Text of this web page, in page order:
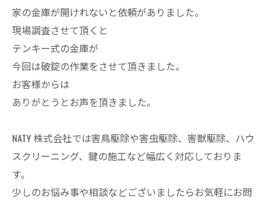
家の金庫が開けれないと依頼がありました。
現場調査させて頂くと
テンキー式の金庫が
今回は破錠の作業をさせて頂きました。
お客様からは
ありがとうとお声を頂きました。
NATY 株式会社では害鳥駆除や害虫駆除、害獣駆除、ハウ
スクリーニング、鍵の施工など幅広く対応しておりま
す。
少しのお悩み事や相談などございましたらお気軽にお問